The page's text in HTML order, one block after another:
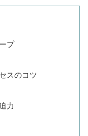
プ
スのコツ
力